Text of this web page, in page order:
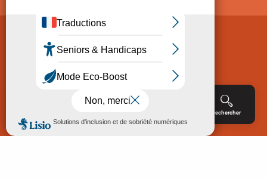
Rechercher
Politique de Protection des données
Consentement
Accessibilité : non conforme